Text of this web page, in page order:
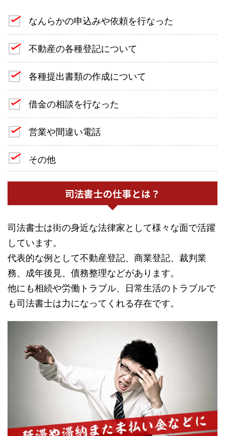
なんらかの申込みや依頼を行なった
不動産の各種登記について
各種提出書類の作成について
借金の相談を行なった
営業や間違い電話
その他
司法書士の仕事とは？
司法書士は街の身近な法律家として様々な面で活躍
しています。
代表的な例として不動産登記、商業登記、裁判業
務、成年後見、債務整理などがあります。
他にも相続や労働トラブル、日常生活のトラブルで
も司法書士は力になってくれる存在です。